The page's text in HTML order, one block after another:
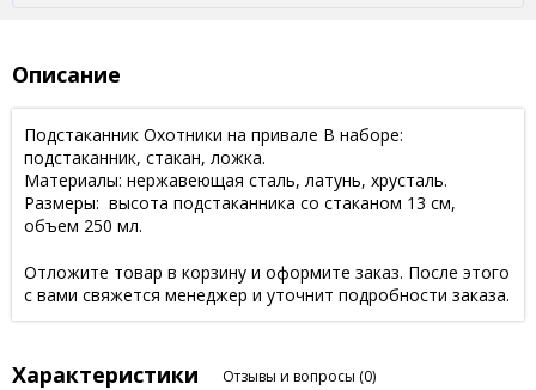
Описание
Подстаканник Охотники на привале В наборе:
подстаканник, стакан, ложка.
Материалы: нержавеющая сталь, латунь, хрусталь.
Размеры: высота подстаканника со стаканом 13 см,
объем 250 мл.
Отложите товар в корзину и оформите заказ. После этого
с вами свяжется менеджер и уточнит подробности заказа.
Характеристики Отзывы и вопросы (0)